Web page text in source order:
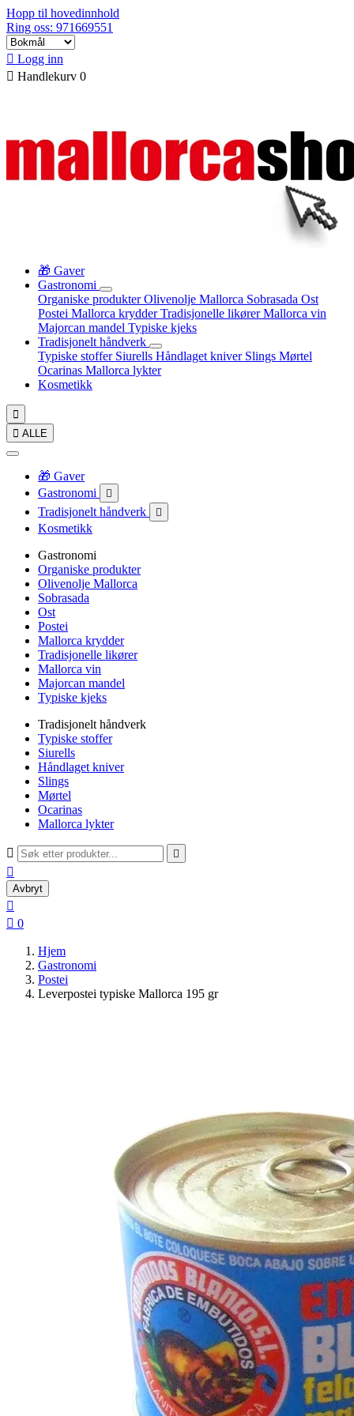
Hopp til hovedinnhold
Ring oss: 971669551
 Logg inn
 Handlekurv 0
🎁 Gaver
Gastronomi
Organiske produkterOlivenolje Mallorca Sobrasada Ost
Postei Mallorca krydderTradisjonelle likørerMallorca vin
Majorcan mandel Typiske kjeks
Tradisjonelt håndverk
Typiske stoffer Siurells Håndlaget kniver Slings Mørtel
Ocarinas Mallorca lykter
Kosmetikk

 ALLE
🎁 Gaver
Gastronomi

Tradisjonelt håndverk 
Kosmetikk
Gastronomi
Organiske produkter
Olivenolje Mallorca
Sobrasada
Ost
Postei
Mallorca krydder
Tradisjonelle likører
Mallorca vin
Majorcan mandel
Typiske kjeks
Tradisjonelt håndverk
Typiske stoffer
Siurells
Håndlaget kniver
Slings
Mørtel
Ocarinas
Mallorca lykter
 

Avbryt

 0
Hjem
Gastronomi
Postei
Leverpostei typiske Mallorca 195 gr